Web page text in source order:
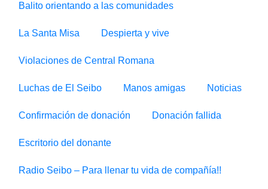
Balito orientando a las comunidades
La Santa Misa Despierta y vive
Violaciones de Central Romana
Luchas de El Seibo Manos amigas Noticias
Confirmación de donación Donación fallida
Escritorio del donante
Radio Seibo – Para llenar tu vida de compañía!!